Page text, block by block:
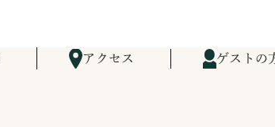
アクセス ゲストの